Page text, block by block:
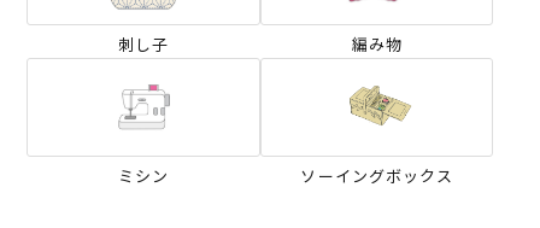
刺し子 編み物
ミシン ソーイングボックス